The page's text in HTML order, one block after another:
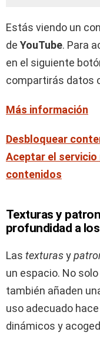
Estás viendo un
de YouTube. Para
en el siguiente
compartirás datos
Más información
Desbloquear
Aceptar el
contenidos
Texturas y
profundidad a
Las texturasy
un espacio. No
también añaden
uso adecuado
dinámicos y